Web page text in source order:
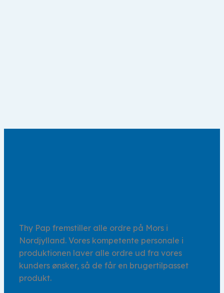
Thy Pap fremstiller alle ordre på Mors i
Nordjylland. Vores kompetente personale i
produktionen laver alle ordre ud fra vores
kunders ønsker, så de får en brugertilpasset
produkt.